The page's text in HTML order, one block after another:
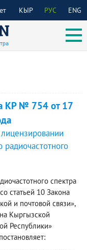
КЫР РУС ENG
КР № 754 от 17
спектра
статьей 10 Закона
и почтовой связи»,
Кыргызской
Республики»